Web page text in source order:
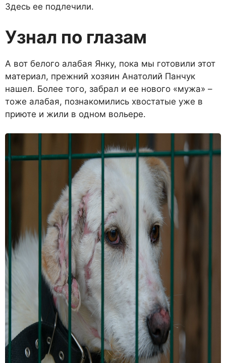
Здесь ее подлечили.
Узнал по глазам
А вот белого алабая Янку, пока мы готовили этот
матери­ал, прежний хозяин Анатолий Панчук
нашел. Более того, забрал и ее нового «мужа» –
тоже алабая, познакоми­лись хвостатые уже в
при­юте и жили в одном вольере.